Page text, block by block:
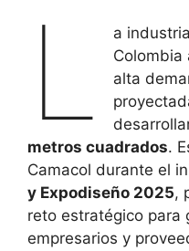
L
a
Colombia
alta
metros cuadrados.
Camacol durante el
y Expodiseño 2025,
reto estratégico para
empresarios y